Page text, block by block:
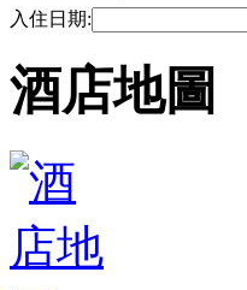
入住日期:
酒店地圖